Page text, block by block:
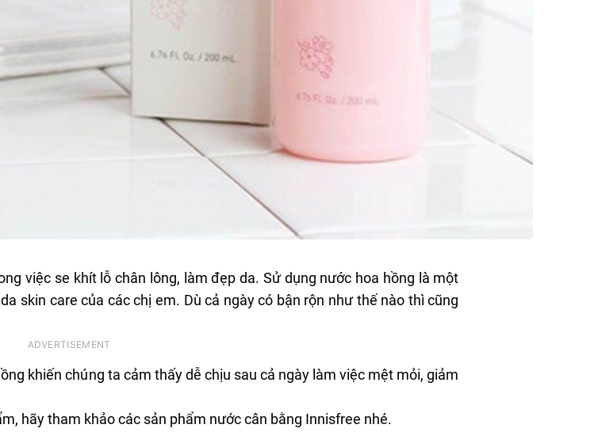
việc se khít lỗ chân lông, làm đẹp da. Sử dụng nước hoa hồng là một
skin care của các chị em. Dù cả ngày có bận rộn như thế nào thì cũng
khiến chúng ta cảm thấy dễ chịu sau cả ngày làm việc mệt mỏi, giảm
hãy tham khảo các sản phẩm nước cân bằng Innisfree nhé.